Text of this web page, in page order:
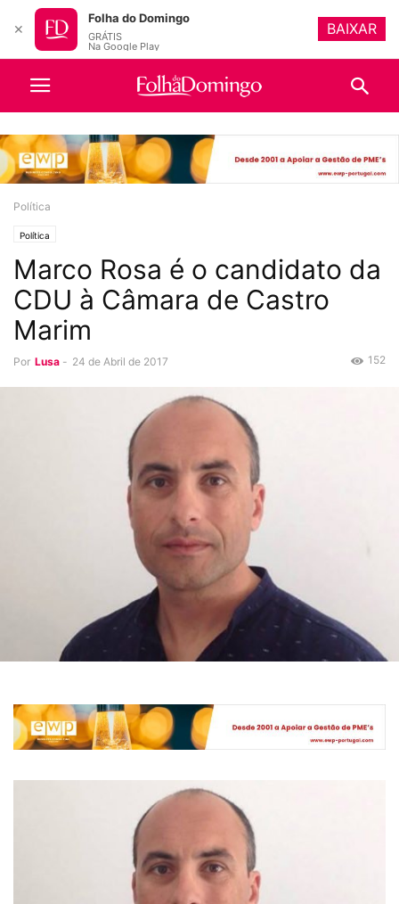
Política
Política
Marco Rosa é o candidato da
CDU à Câmara de Castro
Marim
Por Lusa - 24 de Abril de 2017 152
✕
Folha do Domingo
GRÁTIS
Na Google Play
BAIXAR